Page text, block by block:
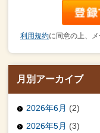
利用規約に同意の上、
月別アーカイブ
2026年6月 (2)
2026年5月 (3)